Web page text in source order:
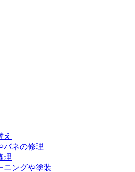
え
バネの修理
理
ニングや塗装